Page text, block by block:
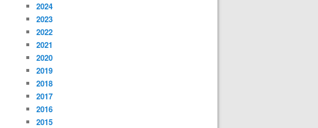
2024
2023
2022
2021
2020
2019
2018
2017
2016
2015